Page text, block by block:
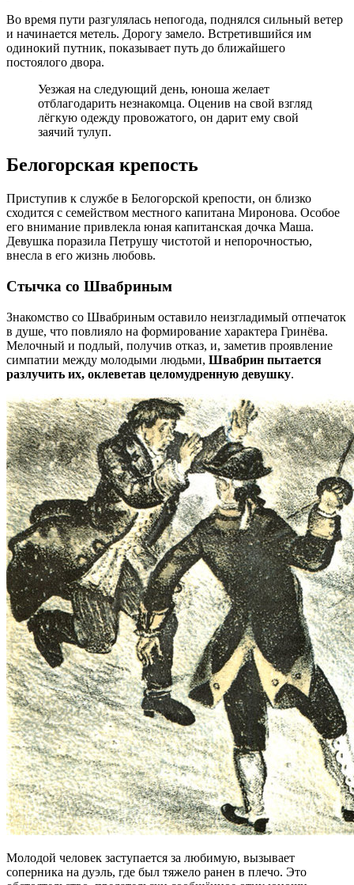
Во время пути разгулялась непогода, поднялся сильный ветер
и начинается метель. Дорогу замело. Встретившийся им
одинокий путник, показывает путь до ближайшего
постоялого двора.
Уезжая на следующий день, юноша желает
отблагодарить незнакомца. Оценив на свой взгляд
лёгкую одежду провожатого, он дарит ему свой
заячий тулуп.
Белогорская крепость
Приступив к службе в Белогорской крепости, он близко
сходится с семейством местного капитана Миронова. Особое
его внимание привлекла юная капитанская дочка Маша.
Девушка поразила Петрушу чистотой и непорочностью,
внесла в его жизнь любовь.
Стычка со Швабриным
Знакомство со Швабриным оставило неизгладимый отпечаток
в душе, что повлияло на формирование характера Гринёва.
Мелочный и подлый, получив отказ, и, заметив проявление
симпатии между молодыми людьми, Швабрин пытается
разлучить их, оклеветав целомудренную девушку.
Молодой человек заступается за любимую, вызывает
соперника на дуэль, где был тяжело ранен в плечо. Это